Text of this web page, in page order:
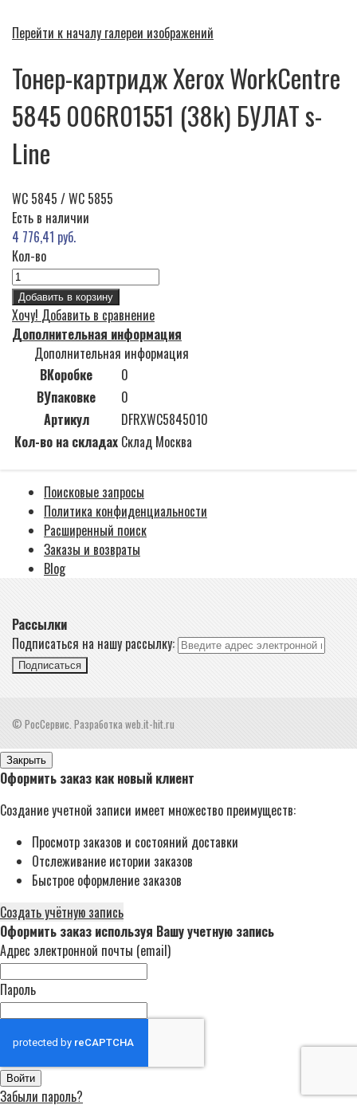
Перейти к началу галереи изображений
Тонер-картридж Xerox WorkCentre
5845 006R01551 (38k) БУЛАТ s-
Line
WC 5845 / WC 5855
Есть в наличии
4 776,41 руб.
Кол-во
Добавить в корзину
Хочу! Добавить в сравнение
Дополнительная информация
Дополнительная информация
ВКоробке
0
ВУпаковке
0
Артикул
DFRXWC5845010
Кол-во на складах Склад Москва
Поисковые запросы
Политика конфиденциальности
Расширенный поиск
Заказы и возвраты
Blog
Рассылки
Подписаться на нашу рассылку:
Подписаться
© РосСервис. Разработка web.it-hit.ru
Закрыть
Оформить заказ как новый клиент
Создание учетной записи имеет множество преимуществ:
Просмотр заказов и состояний доставки
Отслеживание истории заказов
Быстрое оформление заказов
Создать учётную запись
Оформить заказ используя Вашу учетную запись
Адрес электронной почты (email)
Пароль
Войти
Забыли пароль?